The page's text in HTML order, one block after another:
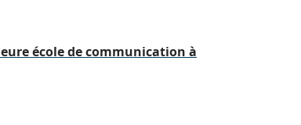
école de communication à